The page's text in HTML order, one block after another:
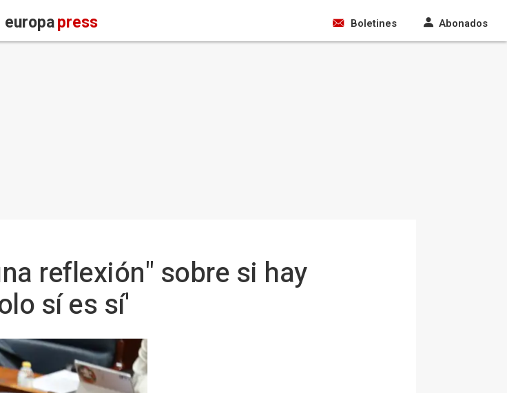
europapress Boletines Abonados
reflexión" sobre si hay
sí es sí'